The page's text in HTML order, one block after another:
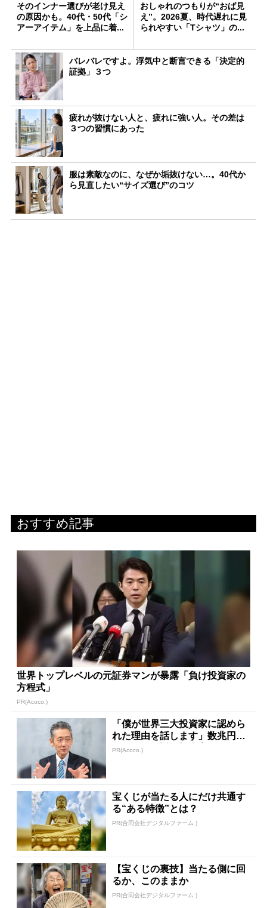
そのインナー選びが老け見え
の原因かも。40代・50代「シ
アーアイテム」を上品に着...
おしゃれのつもりが“おば見
え”。2026夏、時代遅れに見
られやすい「Tシャツ」の...
バレバレですよ。浮気中と断言できる「決定的
証拠」３つ
疲れが抜けない人と、疲れに強い人。その差は
３つの習慣にあった
服は素敵なのに、なぜか垢抜けない…。40代か
ら見直したい“サイズ選び”のコツ
おすすめ記事
世界トップレベルの元証券マンが暴露「負け投資家の
方程式」
PR(Acoco.)
「僕が世界三大投資家に認めら
れた理由を話します」数兆円を
任された伝説の投資家
PR(Acoco.)
宝くじが当たる人にだけ共通す
る“ある特徴”とは？
PR(合同会社デジタルファーム )
【宝くじの裏技】当たる側に回
るか、このままか
PR(合同会社デジタルファーム )